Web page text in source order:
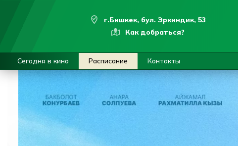
г.Бишкек, бул. Эркиндик, 53
Как добраться?
Сегодня в кино Расписание Контакты